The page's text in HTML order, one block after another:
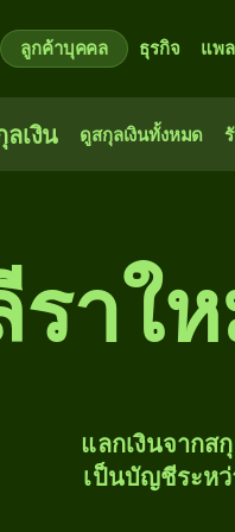
ลูกค้าบุคคล ธุรกิจ แพ
เงิน ดูสกุลเงินทั้งหมด
ราใ
แลกเงินจากส
เป็นบัญชีระหว่